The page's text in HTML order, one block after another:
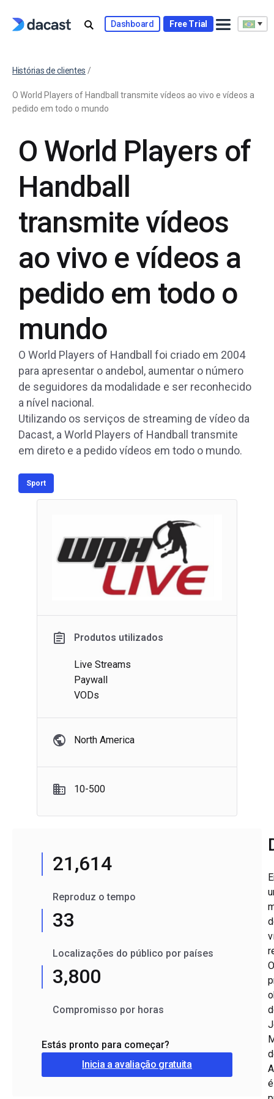
Dashboard Free Trial
Histórias de clientes /
O World Players of Handball transmite vídeos ao vivo e vídeos a
pedido em todo o mundo
O World Players of
Handball
transmite vídeos
ao vivo e vídeos a
pedido em todo o
mundo
O World Players of Handball foi criado em 2004
para apresentar o andebol, aumentar o número
de seguidores da modalidade e ser reconhecido
a nível nacional.
Utilizando os serviços de streaming de vídeo da
Dacast, a World Players of Handball transmite
em direto e a pedido vídeos em todo o mundo.
Sport
Produtos utilizados
Live Streams
Paywall
VODs
North America
10-500
21,614
Reproduz o tempo
33
Localizações do público por países
3,800
Compromisso por horas
Estás pronto para começar?
Inicia a avaliação gratuita
O
é